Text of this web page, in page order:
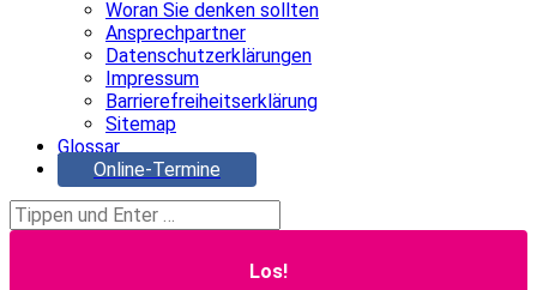
Woran Sie denken sollten
Ansprechpartner
Datenschutzerklärungen
Impressum
Barrierefreiheitserklärung
Sitemap
Glossar
Online-Termine
Search: